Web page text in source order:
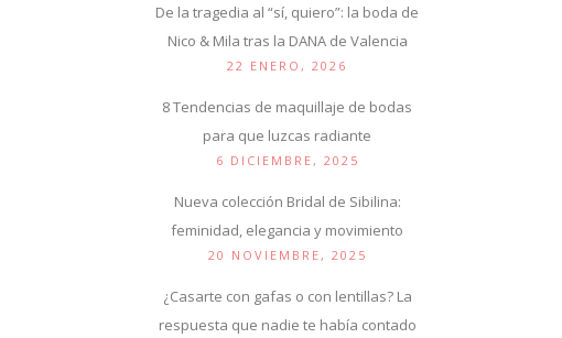
De la tragedia al “sí, quiero”: la boda de
Nico & Mila tras la DANA de Valencia
22 ENERO, 2026
8 Tendencias de maquillaje de bodas
para que luzcas radiante
6 DICIEMBRE, 2025
Nueva colección Bridal de Sibilina:
feminidad, elegancia y movimiento
20 NOVIEMBRE, 2025
¿Casarte con gafas o con lentillas? La
respuesta que nadie te había contado